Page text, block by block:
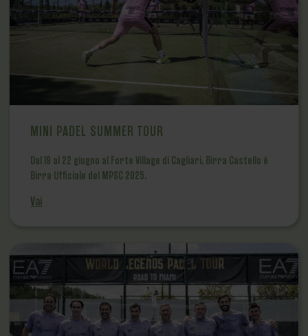
MINI PADEL SUMMER TOUR
Dal 19 al 22 giugno al Forte Village di Cagliari, Birra Castello è
Birra Ufficiale del MPSC 2025.
Vai